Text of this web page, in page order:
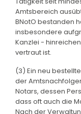
Amtsbereich
BNotO bestanden
insbesondere
Kanzlei -
vertraut ist.
(3) Ein neu
der
Notars, dessen
dass oft auch die
Nach der